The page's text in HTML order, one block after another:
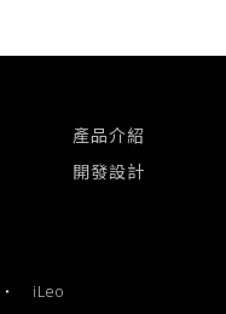
產品介紹
開發設計
‧ iLeo